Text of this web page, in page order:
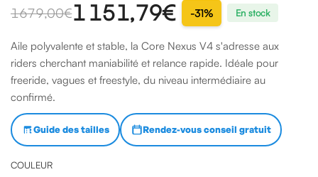
1679,00 €1 151,79 € -31% En stock
Aile polyvalente et stable, la Core Nexus V4 s'adresse aux
riders cherchant maniabilité et relance rapide. Idéale pour
freeride, vagues et freestyle, du niveau intermédiaire au
confirmé.
Guide des tailles Rendez-vous conseil gratuit
COULEUR